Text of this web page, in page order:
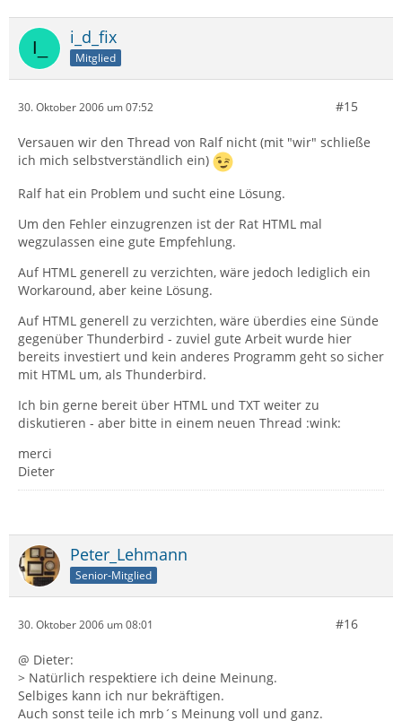
i_d_fix
Mitglied
30. Oktober 2006 um 07:52 #15
Versauen wir den Thread von Ralf nicht (mit "wir" schließe
ich mich selbstverständlich ein)
Ralf hat ein Problem und sucht eine Lösung.
Um den Fehler einzugrenzen ist der Rat HTML mal
wegzulassen eine gute Empfehlung.
Auf HTML generell zu verzichten, wäre jedoch lediglich ein
Workaround, aber keine Lösung.
Auf HTML generell zu verzichten, wäre überdies eine Sünde
gegenüber Thunderbird - zuviel gute Arbeit wurde hier
bereits investiert und kein anderes Programm geht so sicher
mit HTML um, als Thunderbird.
Ich bin gerne bereit über HTML und TXT weiter zu
diskutieren - aber bitte in einem neuen Thread :wink:
merci
Dieter
Peter_Lehmann
Senior-Mitglied
30. Oktober 2006 um 08:01 #16
@ Dieter:
> Natürlich respektiere ich deine Meinung.
Selbiges kann ich nur bekräftigen.
Auch sonst teile ich mrb´s Meinung voll und ganz.